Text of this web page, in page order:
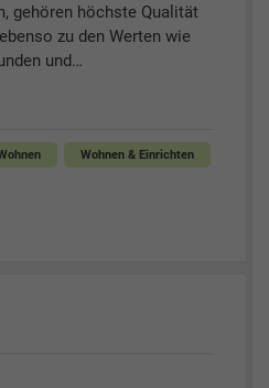
gehören höchste Qualität
zu den Werten wie
und…
Wohnen & Einrichten